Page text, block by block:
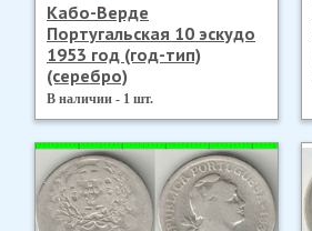
Кабо-Верде
Португальская 10 эскудо
1953 год (год-тип)
(серебро)
В наличии - 1 шт.